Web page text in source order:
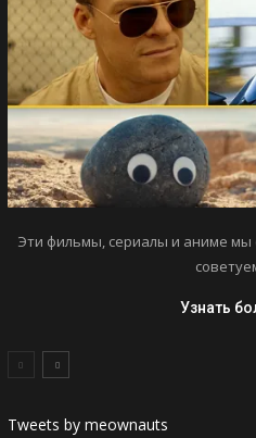
Эти фильмы, сериалы и аниме мы
Узнать
Tweets by meownauts